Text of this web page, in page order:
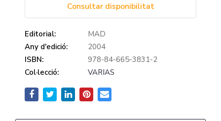
Consultar disponibilitat
Editorial:
MAD
Any d'edició:
2004
ISBN:
978-84-665-3831-2
Col·lecció:
VARIAS